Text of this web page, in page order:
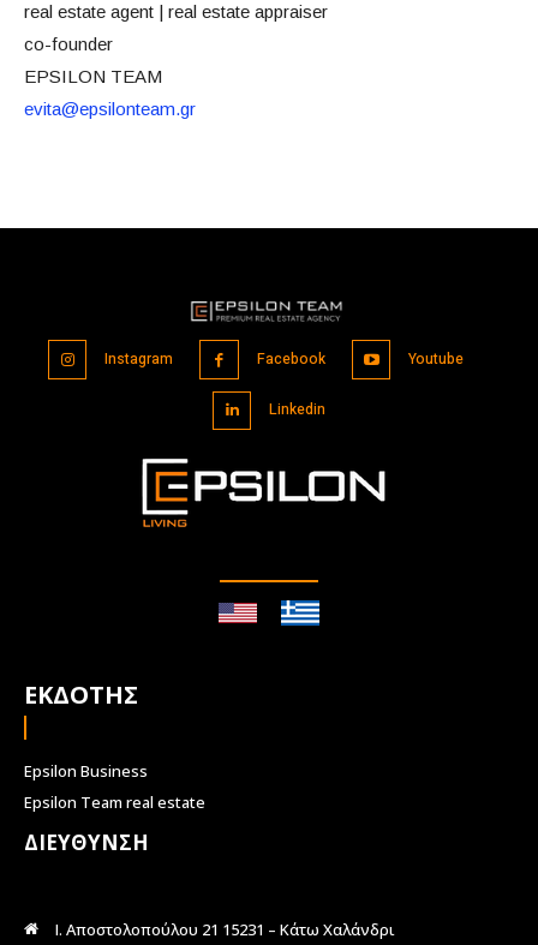
real estate agent | real estate appraiser
co-founder
EPSILON TEAM
evita@epsilonteam.gr
Instagram Facebook Youtube
Linkedin
ΕΚΔΟΤΗΣ
Epsilon Business
Epsilon Team real estate
ΔΙΕΥΘΥΝΣΗ
Ι. Αποστολοπούλου 21 15231 – Κάτω Χαλάνδρι